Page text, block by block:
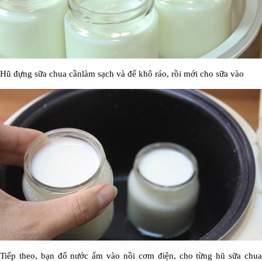
Hũ đựng sữa chua cầnlàm sạch và để khô ráo, rồi mới cho sữa vào
Tiếp theo, bạn đổ nước ấm vào nồi cơm điện, cho từng hũ sữa chua